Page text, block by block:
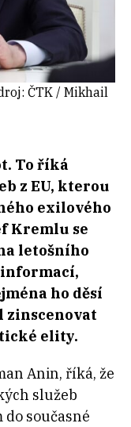
ČTK / Mikhail
To říká
z EU, kterou
exilového
Kremlu se
letošního
ho děsí
zinscenovat
elity.
Anin, říká, že
služeb
současné